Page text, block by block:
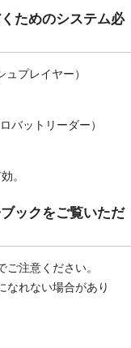
ためのシステム必
プレイヤー）
バットリーダー）
。
ックをご覧いただ
注意ください。
なれない場合があり